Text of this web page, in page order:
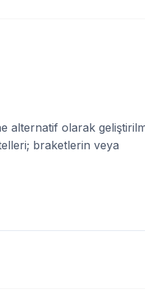
alternatif olarak
braketlerin veya